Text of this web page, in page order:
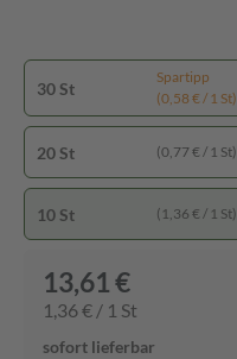
30 St
Spartipp
(0,58 € / 1 St)
20 St (0,77 € / 1 St)
10 St (1,36 € / 1 St)
13,61 €
1,36 € / 1 St
sofort lieferbar